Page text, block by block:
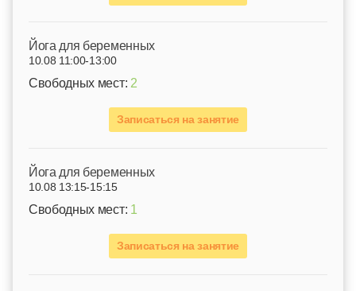
Йога для беременных
10.08 11:00-13:00
Свободных мест: 2
Записаться на занятие
Йога для беременных
10.08 13:15-15:15
Свободных мест: 1
Записаться на занятие